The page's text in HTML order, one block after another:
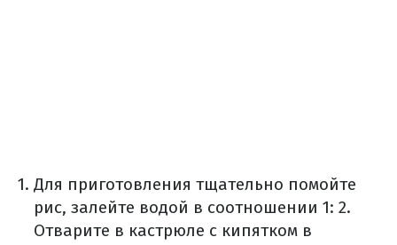
Для приготовления тщательно помойте
рис, залейте водой в соотношении 1: 2.
Отварите в кастрюле с кипятком в